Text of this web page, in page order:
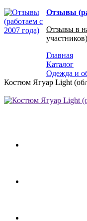
Отзывы
Отзывы в
Главная
Каталог
Одежда и
Костюм Ягуар Light